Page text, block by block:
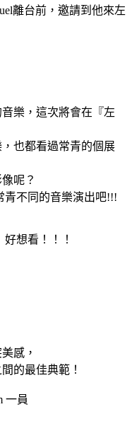
離台前，邀請到他來左
樂，這次將會在『左
也都看過常青的個展
呢？
青不同的音樂演出吧!!!
想看！！！
感，
的最佳典範！
一員